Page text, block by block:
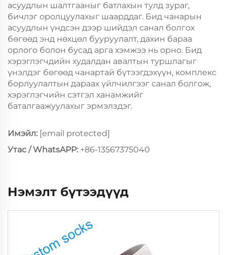
асуудлын шалтгааныг батлахын тулд зураг,
бичлэг оролцуулахыг шаарддаг. Бид чанарын
асуудлын үндсэн дээр шийдэл санал болгох
бөгөөд энд нөхцөл бууруулалт, дахин бараа
орлого болон бусад арга хэмжээ нь орно. Бид
хэрэглэгчдийн худалдан авалтын туршлагыг
үнэлдэг бөгөөд чанартай бүтээгдэхүүн, комплекс
борлуулалтын дараах үйлчилгээг санал болгож,
хэрэглэгчийн сэтгэл ханамжийг
баталгаажуулахыг эрмэлздэг.
Имэйл: [email protected]
Утас / WhatsAPP: +86-13567375040
Нэмэлт бүтээдүүд